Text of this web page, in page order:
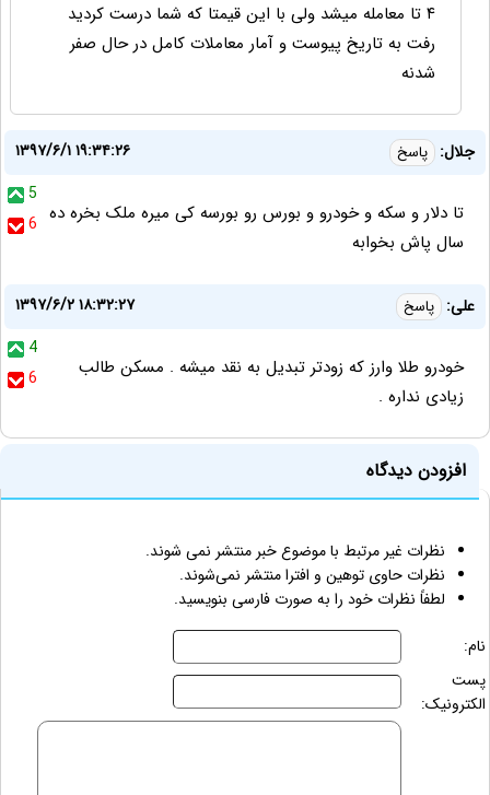
۴ تا معامله میشد ولی با این قیمتا که شما درست کردید
رفت به تاریخ پیوست و آمار معاملات کامل در حال صفر
شدنه
جلال: پاسخ
۱۳۹۷/۶/۱ ۱۹:۳۴:۲۶
5
6 تا دلار و سکه و خودرو و بورس رو بورسه کی میره ملک بخره ده
سال پاش بخوابه
علی: پاسخ
۱۳۹۷/۶/۲ ۱۸:۳۲:۲۷
4
6
خودرو طلا وارز که زودتر تبدیل به نقد میشه . مسکن طالب
زیادی نداره .
افزودن دیدگاه
نظرات غیر مرتبط با موضوع خبر منتشر نمی شوند.
نظرات حاوی توهین و افترا منتشر نمی‌شوند.
لطفاً نظرات خود را به صورت فارسی بنویسید.
نام:
پست
الکترونیک: